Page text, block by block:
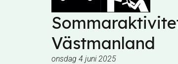
Västmanland
onsdag 4 juni 2025